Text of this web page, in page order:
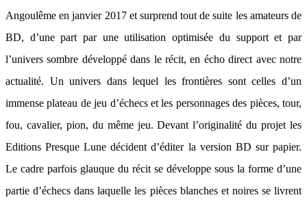
Angoulême en janvier 2017 et surprend tout de suite les amateurs de
BD, d’une part par une utilisation optimisée du support et par
l’univers sombre développé dans le récit, en écho direct avec notre
actualité. Un univers dans lequel les frontières sont celles d’un
immense plateau de jeu d’échecs et les personnages des pièces, tour,
fou, cavalier, pion, du même jeu. Devant l’originalité du projet les
Editions Presque Lune décident d’éditer la version BD sur papier.
Le cadre parfois glauque du récit se développe sous la forme d’une
partie d’échecs dans laquelle les pièces blanches et noires se livrent